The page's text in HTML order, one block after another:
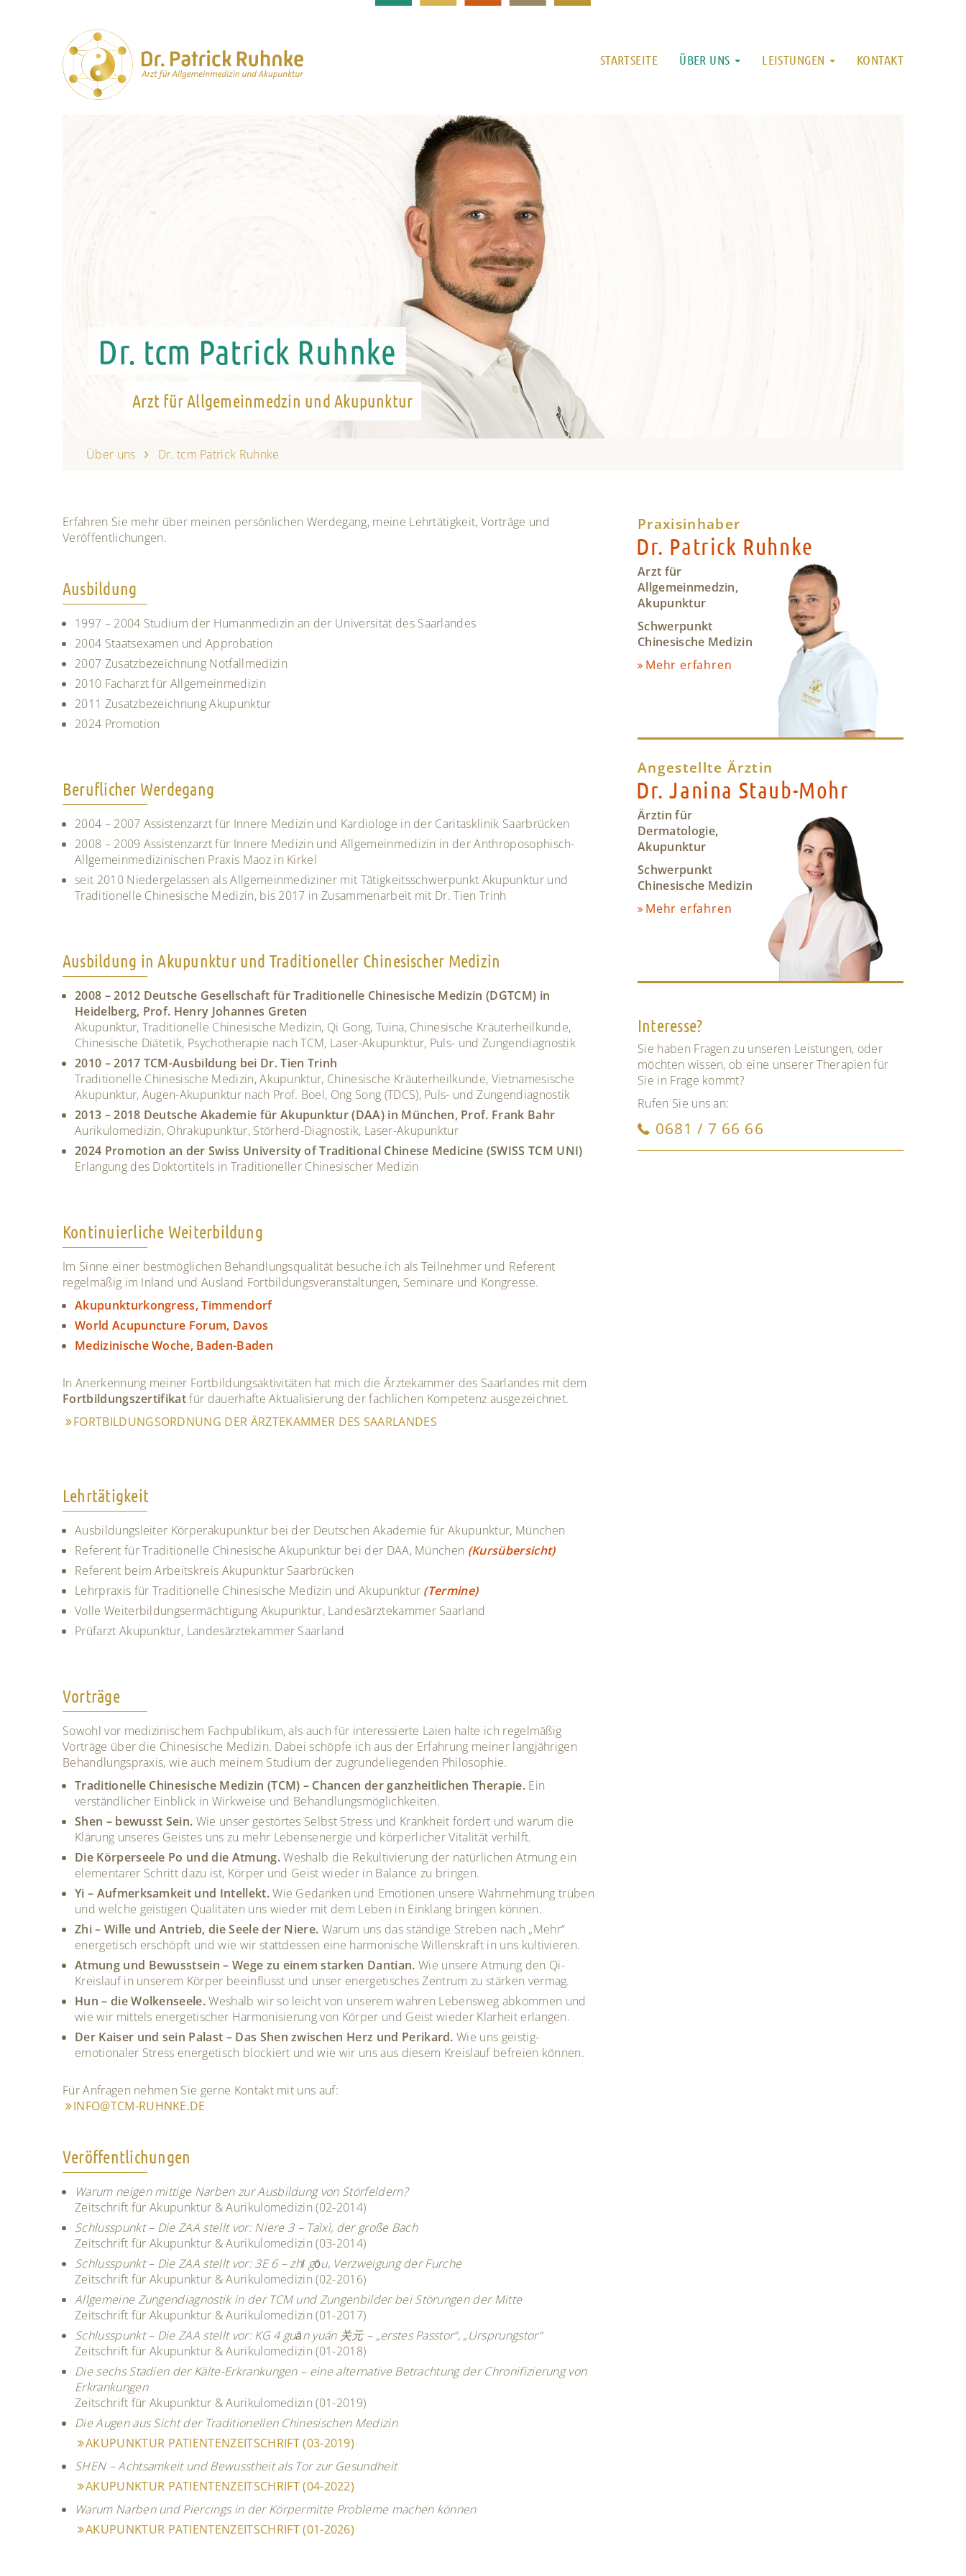
STARTSEITE ÜBER UNS LEISTUNGEN KONTAKT
Dr. tcm Patrick Ruhnke
Arzt für Allgemeinmedzin und Akupunktur
Über uns Dr. tcm Patrick Ruhnke
Erfahren Sie mehr über meinen persönlichen Werdegang, meine Lehrtätigkeit, Vorträge und
Veröffentlichungen.
Ausbildung
1997 – 2004 Studium der Humanmedizin an der Universität des Saarlandes
2004 Staatsexamen und Approbation
2007 Zusatzbezeichnung Notfallmedizin
2010 Facharzt für Allgemeinmedizin
2011 Zusatzbezeichnung Akupunktur
2024 Promotion
Beruflicher Werdegang
2004 – 2007 Assistenzarzt für Innere Medizin und Kardiologe in der Caritasklinik Saarbrücken
2008 – 2009 Assistenzarzt für Innere Medizin und Allgemeinmedizin in der Anthroposophisch-
Allgemeinmedizinischen Praxis Maoz in Kirkel
seit 2010 Niedergelassen als Allgemeinmediziner mit Tätigkeitsschwerpunkt Akupunktur und
Traditionelle Chinesische Medizin, bis 2017 in Zusammenarbeit mit Dr. Tien Trinh
Ausbildung in Akupunktur und Traditioneller Chinesischer Medizin
2008 – 2012 Deutsche Gesellschaft für Traditionelle Chinesische Medizin (DGTCM) in
Heidelberg, Prof. Henry Johannes Greten
Akupunktur, Traditionelle Chinesische Medizin, Qi Gong, Tuina, Chinesische Kräuterheilkunde,
Chinesische Diätetik, Psychotherapie nach TCM, Laser-Akupunktur, Puls- und Zungendiagnostik
2010 – 2017 TCM-Ausbildung bei Dr. Tien Trinh
Traditionelle Chinesische Medizin, Akupunktur, Chinesische Kräuterheilkunde, Vietnamesische
Akupunktur, Augen-Akupunktur nach Prof. Boel, Ong Song (TDCS), Puls- und Zungendiagnostik
2013 – 2018 Deutsche Akademie für Akupunktur (DAA) in München, Prof. Frank Bahr
Aurikulomedizin, Ohrakupunktur, Störherd-Diagnostik, Laser-Akupunktur
2024 Promotion an der Swiss University of Traditional Chinese Medicine (SWISS TCM UNI)
Erlangung des Doktortitels in Traditioneller Chinesischer Medizin
Kontinuierliche Weiterbildung
Im Sinne einer bestmöglichen Behandlungsqualität besuche ich als Teilnehmer und Referent
regelmäßig im Inland und Ausland Fortbildungsveranstaltungen, Seminare und Kongresse.
Akupunkturkongress, Timmendorf
World Acupuncture Forum, Davos
Medizinische Woche, Baden-Baden
In Anerkennung meiner Fortbildungsaktivitäten hat mich die Ärztekammer des Saarlandes mit dem
Fortbildungszertifikatfür dauerhafte Aktualisierung der fachlichen Kompetenz ausgezeichnet.
FORTBILDUNGSORDNUNG DER ÄRZTEKAMMER DES SAARLANDES
Lehrtätigkeit
Ausbildungsleiter Körperakupunktur bei der Deutschen Akademie für Akupunktur, München
Referent für Traditionelle Chinesische Akupunktur bei der DAA, München (Kursübersicht)
Referent beim Arbeitskreis Akupunktur Saarbrücken
Lehrpraxis für Traditionelle Chinesische Medizin und Akupunktur (Termine)
Volle Weiterbildungsermächtigung Akupunktur, Landesärztekammer Saarland
Prüfarzt Akupunktur, Landesärztekammer Saarland
Vorträge
Sowohl vor medizinischem Fachpublikum, als auch für interessierte Laien halte ich regelmäßig
Vorträge über die Chinesische Medizin. Dabei schöpfe ich aus der Erfahrung meiner langjährigen
Behandlungspraxis, wie auch meinem Studium der zugrundeliegenden Philosophie.
Traditionelle Chinesische Medizin (TCM) – Chancen der ganzheitlichen Therapie.Ein
verständlicher Einblick in Wirkweise und Behandlungsmöglichkeiten.
Shen – bewusst Sein. Wie unser gestörtes Selbst Stress und Krankheit fördert und warum die
Klärung unseres Geistes uns zu mehr Lebensenergie und körperlicher Vitalität verhilft.
Die Körperseele Po und die Atmung.Weshalb die Rekultivierung der natürlichen Atmung ein
elementarer Schritt dazu ist, Körper und Geist wieder in Balance zu bringen.
Yi – Aufmerksamkeit und Intellekt.Wie Gedanken und Emotionen unsere Wahrnehmung trüben
und welche geistigen Qualitäten uns wieder mit dem Leben in Einklang bringen können.
Zhi – Wille und Antrieb, die Seele der Niere. Warum uns das ständige Streben nach „Mehr“
energetisch erschöpft und wie wir stattdessen eine harmonische Willenskraft in uns kultivieren.
Atmung und Bewusstsein – Wege zu einem starken Dantian. Wie unsere Atmung den Qi-
Kreislauf in unserem Körper beeinflusst und unser energetisches Zentrum zu stärken vermag.
Hun – die Wolkenseele.Weshalb wir so leicht von unserem wahren Lebensweg abkommen und
wie wir mittels energetischer Harmonisierung von Körper und Geist wieder Klarheit erlangen.
Der Kaiser und sein Palast – Das Shen zwischen Herz und Perikard. Wie uns geistig-
emotionaler Stress energetisch blockiert und wie wir uns aus diesem Kreislauf befreien können.
Für Anfragen nehmen Sie gerne Kontakt mit uns auf:
INFO@TCM-RUHNKE.DE
Veröffentlichungen
Warum neigen mittige Narben zur Ausbildung von Störfeldern?
Zeitschrift für Akupunktur & Aurikulomedizin (02-2014)
Schlusspunkt – Die ZAA stellt vor: Niere 3 – Taìxì, der große Bach
Zeitschrift für Akupunktur & Aurikulomedizin (03-2014)
Schlusspunkt – Die ZAA stellt vor: 3E 6 – zhī gōu, Verzweigung der Furche
Zeitschrift für Akupunktur & Aurikulomedizin (02-2016)
Allgemeine Zungendiagnostik in der TCM und Zungenbilder bei Störungen der Mitte
Zeitschrift für Akupunktur & Aurikulomedizin (01-2017)
Schlusspunkt – Die ZAA stellt vor: KG 4 guān yuán 关元 – „erstes Passtor“, „Ursprungstor“
Zeitschrift für Akupunktur & Aurikulomedizin (01-2018)
Die sechs Stadien der Kälte-Erkrankungen – eine alternative Betrachtung der Chronifizierung von
Erkrankungen
Zeitschrift für Akupunktur & Aurikulomedizin (01-2019)
Die Augen aus Sicht der Traditionellen Chinesischen Medizin
AKUPUNKTUR PATIENTENZEITSCHRIFT (03-2019)
SHEN – Achtsamkeit und Bewusstheit als Tor zur Gesundheit
AKUPUNKTUR PATIENTENZEITSCHRIFT (04-2022)
Warum Narben und Piercings in der Körpermitte Probleme machen können
AKUPUNKTUR PATIENTENZEITSCHRIFT (01-2026)
Praxisinhaber
Dr. Patrick Ruhnke
Arzt für
Allgemeinmedzin,
Akupunktur
Schwerpunkt
Chinesische Medizin
Mehr erfahren
Angestellte Ärztin
Dr. Janina Staub-Mohr
Ärztin für
Dermatologie,
Akupunktur
Schwerpunkt
Chinesische Medizin
Mehr erfahren
Interesse?
Sie haben Fragen zu unseren Leistungen, oder
möchten wissen, ob eine unserer Therapien für
Sie in Frage kommt?
Rufen Sie uns an:
0681 / 7 66 66